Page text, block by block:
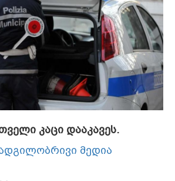
კაცი დააკავეს.
მედია